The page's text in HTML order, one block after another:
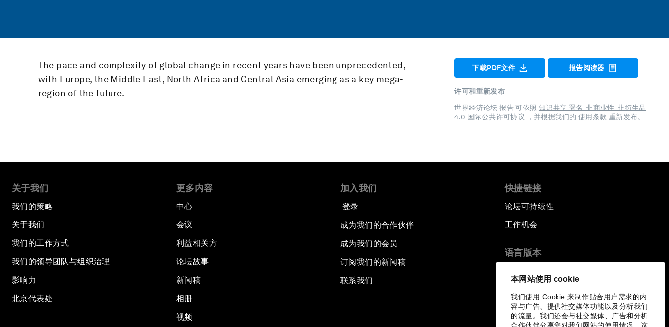
本网站使用 cookie
我们使用 Cookie 来制作贴合用户需求的内
容与广告、提供社交媒体功能以及分析我们
的流量。我们还会与社交媒体、广告和分析
合作伙伴分享您对我们网站的使用情况，这
The pace and complexity of global change in recent years have been unprecedented,
with Europe, the Middle East, North Africa and Central Asia emerging as a key mega-
region of the future.
下载PDF文件 报告阅读器
许可和重新发布
世界经济论坛 报告 可依照 知识共享 署名-非商业性-非衍生品
4.0 国际公共许可协议
，并根据我们的 使用条款 重新发布。
关于我们
我们的策略
关于我们
我们的工作方式
我们的领导团队与组织治理
影响力
北京代表处
更多内容
中心
会议
利益相关方
论坛故事
新闻稿
相册
视频
加入我们
登录
成为我们的合作伙伴
成为我们的会员
订阅我们的新闻稿
联系我们
快捷链接
论坛可持续性
工作机会
语言版本